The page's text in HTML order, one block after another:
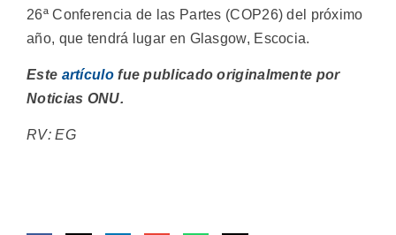
26ª Conferencia de las Partes (COP26) del próximo
año, que tendrá lugar en Glasgow, Escocia.
Este artículofue publicado originalmente por
Noticias ONU.
RV: EG